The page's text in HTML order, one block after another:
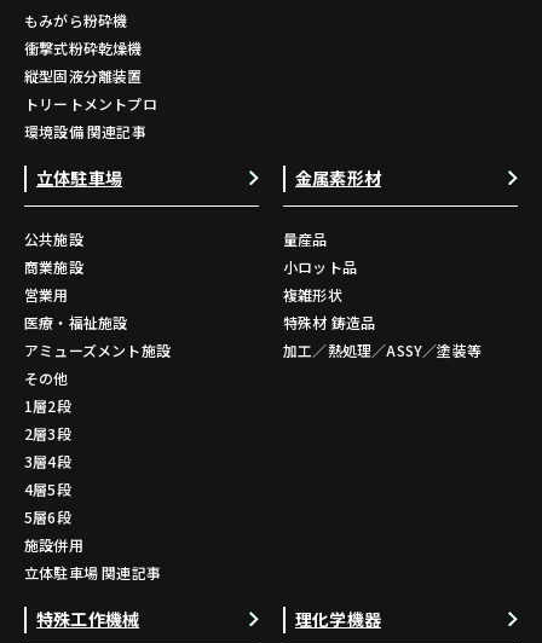
もみがら粉砕機
衝撃式粉砕乾燥機
縦型固液分離装置
トリートメントプロ
環境設備 関連記事
立体駐車場
公共施設
商業施設
営業用
医療・福祉施設
アミューズメント施設
その他
1層2段
2層3段
3層4段
4層5段
5層6段
施設併用
立体駐車場 関連記事
金属素形材
量産品
小ロット品
複雑形状
特殊材 鋳造品
加工／熱処理／ASSY／塗装等
特殊工作機械 理化学機器